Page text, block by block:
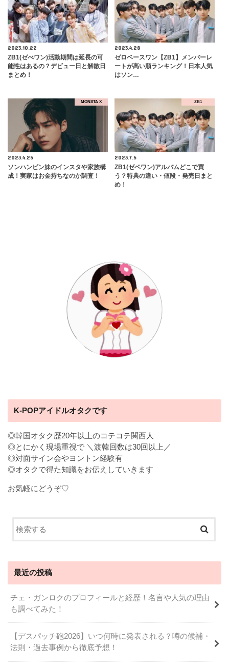
2023.10.22
ZB1(ゼべワン)活動期間は延長の可
能性はあるの？デビュー日と解散日
まとめ！
2023.4.28
ゼロベースワン【ZB1】メンバーレ
ートが高い順ランキング！日本人気
はソン…
MONSTA X
2023.4.25
ソンハンビン妹のインスタや家族構
成！実家はお金持ちなのか調査！
ZB1
2023.7.5
ZB1(ゼベワン)アルバムどこで買
う？特典の違い・値段・発売日まと
め！
K-POPアイドルオタクです
◎韓国オタク歴20年以上のコテコテ関西人
◎とにかく現場重視で ＼渡韓回数は30回以上／
◎対面サイン会やヨントン経験有
◎オタクで得た知識をお伝えしていきます
お気軽にどうぞ♡
最近の投稿
チェ・ガンロクのプロフィールと経歴！名言や人気の理由
も調べてみた！
【デスパッチ砲2026】いつ何時に発表される？噂の候補・
法則・過去事例から徹底予想！